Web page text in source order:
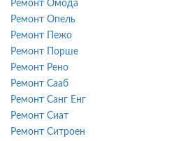
Ремонт Омода
Ремонт Опель
Ремонт Пежо
Ремонт Порше
Ремонт Рено
Ремонт Сааб
Ремонт Санг Енг
Ремонт Сиат
Ремонт Ситроен